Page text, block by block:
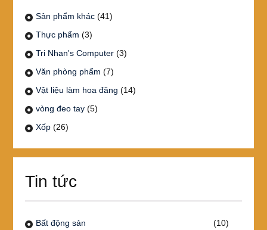
Sản phẩm khác (41)
Thực phẩm (3)
Tri Nhan's Computer (3)
Văn phòng phẩm (7)
Vật liệu làm hoa đăng (14)
vòng đeo tay (5)
Xốp (26)
Tin tức
Bất động sản
(10)